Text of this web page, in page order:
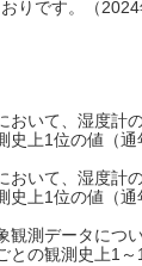
りです。（2024
おいて、湿度計
上1位の値（
おいて、湿度計
史上1位の値（
観測データにつ
との観測史上1